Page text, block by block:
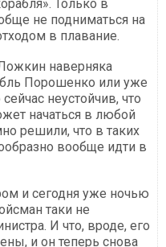
Только в
не подниматься на
в плавание.
наверняка
Порошенко или уже
неустойчив, что
начаться в любой
решили, что в таких
вообще идти в
и сегодня уже ночью
таки не
И что, вроде, его
и он теперь снова